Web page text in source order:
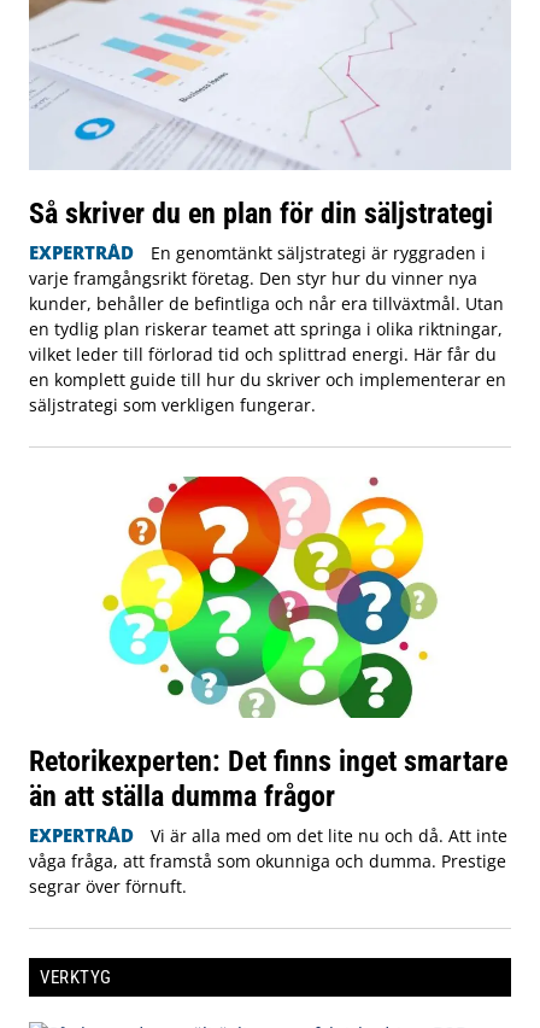
Så skriver du en plan för din säljstrategi
EXPERTRÅD
En genomtänkt säljstrategi är ryggraden i
varje framgångsrikt företag. Den styr hur du vinner nya
kunder, behåller de befintliga och når era tillväxtmål. Utan
en tydlig plan riskerar teamet att springa i olika riktningar,
vilket leder till förlorad tid och splittrad energi. Här får du
en komplett guide till hur du skriver och implementerar en
säljstrategi som verkligen fungerar.
Retorikexperten: Det finns inget smartare
än att ställa dumma frågor
EXPERTRÅD
Vi är alla med om det lite nu och då. Att inte
våga fråga, att framstå som okunniga och dumma. Prestige
segrar över förnuft.
VERKTYG